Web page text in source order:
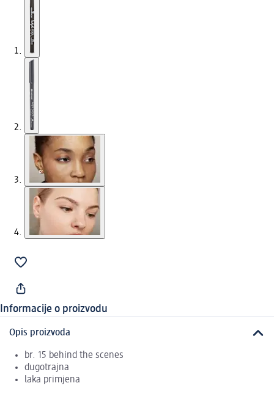
Informacije o proizvodu
Opis proizvoda
br. 15 behind the scenes
dugotrajna
laka primjena